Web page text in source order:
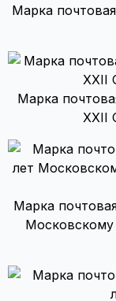
Марка
Марка
XXII
Марка
Московскому